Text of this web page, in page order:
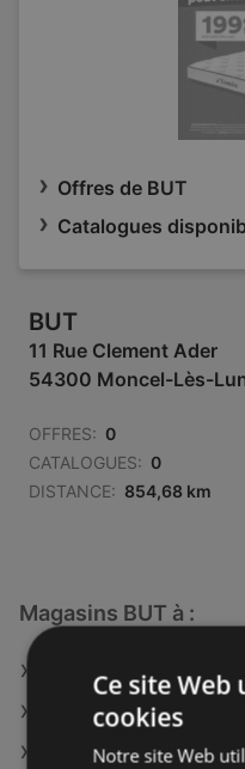
Offres de BUT
Catalogues
BUT
11 Rue Clement Ader
54300 Moncel-Lès-
OFFRES: 0
CATALOGUES: 0
DISTANCE: 854,68 km
Magasins BUT à :
BUT à Nantua
BUT à Sartène
BUT à Bergerac
Ce site Web
cookies
Notre site Web